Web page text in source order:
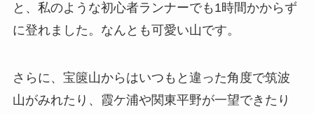
と、私のような初心者ランナーでも1時間かからず
に登れました。なんとも可愛い山です。
さらに、宝篋山からはいつもと違った角度で筑波
山がみれたり、霞ケ浦や関東平野が一望できたり